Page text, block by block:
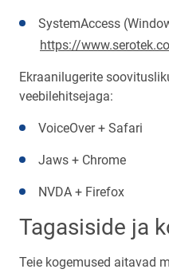
SystemAccess
https://
Ekraanilugerite
veebilehitsejaga:
VoiceOver + Safari
Jaws + Chrome
NVDA + Firefox
Tagasiside ja
Teie kogemused aitavad